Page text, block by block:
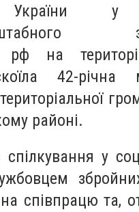
України у
рф на
42-річна
районі.
у
співпрацю та,